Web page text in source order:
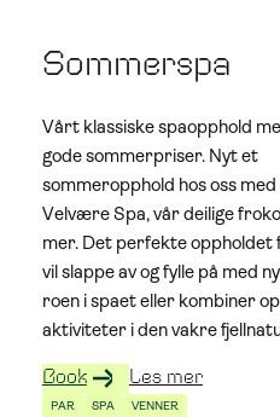
Sommerspa
Vårt klassiske spaopphold
gode sommerpriser. Nyt et
sommeropphold hos oss med
Velvære Spa, vår deilige
mer. Det perfekte oppholdet
vil slappe av og fylle på med
roen i spaet eller kombiner
aktiviteter i den vakre
Book Les mer
PAR SPA VENNER